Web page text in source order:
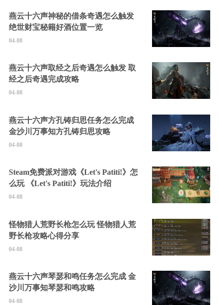
燕云十六声神秘的借条奇遇怎么触发
绝世财宝秘籍好酒位置一览
04-08
燕云十六声取经之后奇遇怎么触发 取
经之后奇遇完成攻略
04-08
燕云十六声方孔铸归思任务怎么完成
金沙川万事知方孔铸归思攻略
04-08
Steam免费派对游戏《Let's Patiti!》怎
么玩 《Let's Patiti!》玩法介绍
04-08
怪物猎人荒野长枪怎么玩 怪物猎人荒
野长枪攻略心得分享
04-08
燕云十六声琴瑟和鸣任务怎么完成 金
沙川万事知琴瑟和鸣攻略
04-08